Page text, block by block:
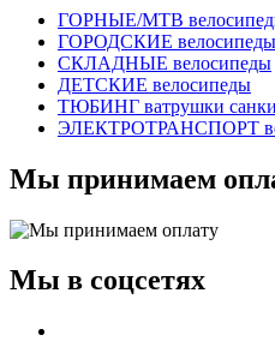
ГОРНЫЕ/MTB
ГОРОДСКИЕ велосипеды
СКЛАДНЫЕ велосипеды
ДЕТСКИЕ велосипеды
ТЮБИНГ ватрушки санки
ЭЛЕКТРОТРАНСПОРТ
Мы принимаем
Мы в соцсетях